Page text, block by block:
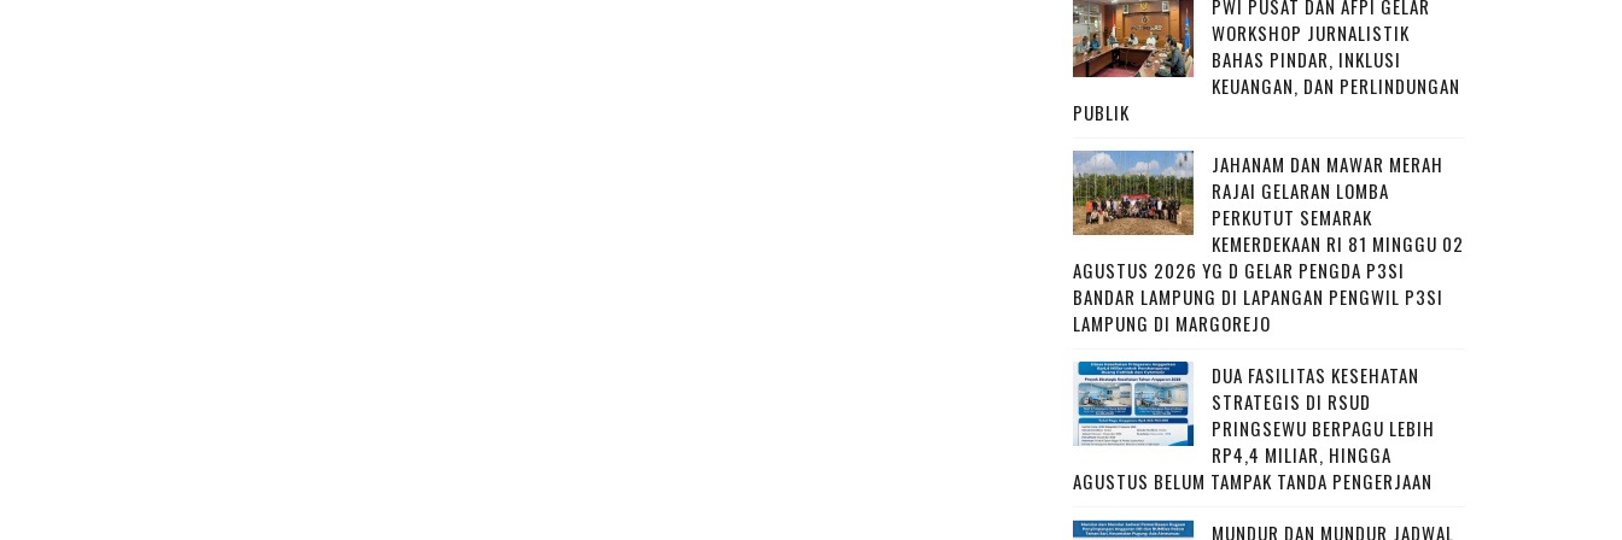
PWI PUSAT DAN AFPI GELAR
WORKSHOP JURNALISTIK
BAHAS PINDAR, INKLUSI
KEUANGAN, DAN PERLINDUNGAN
PUBLIK
JAHANAM DAN MAWAR MERAH
RAJAI GELARAN LOMBA
PERKUTUT SEMARAK
KEMERDEKAAN RI 81 MINGGU 02
AGUSTUS 2026 YG D GELAR PENGDA P3SI
BANDAR LAMPUNG DI LAPANGAN PENGWIL P3SI
LAMPUNG DI MARGOREJO
DUA FASILITAS KESEHATAN
STRATEGIS DI RSUD
PRINGSEWU BERPAGU LEBIH
RP4,4 MILIAR, HINGGA
AGUSTUS BELUM TAMPAK TANDA PENGERJAAN
MUNDUR DAN MUNDUR JADWAL